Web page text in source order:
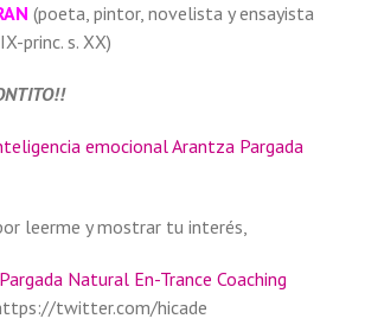
(poeta, pintor, novelista y ensayista
princ. s. XX)
leerme y mostrar tu interés,
twitter.com/hicade